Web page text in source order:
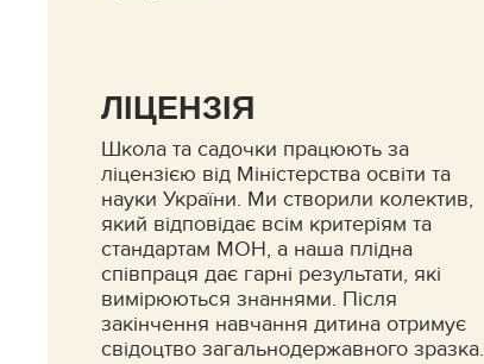
ЛІЦЕНЗІЯ
Школа та садочки працюють за
ліцензією від Міністерства освіти та
науки України. Ми створили колектив,
який відповідає всім критеріям та
стандартам МОН, а наша плідна
співпраця дає гарні результати, які
вимірюються знаннями. Після
закінчення навчання дитина отримує
свідоцтво загальнодержавного зразка.